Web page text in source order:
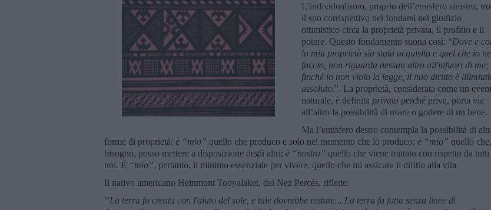
L’individualismo, proprio dell’emisfero sinistro,
il suo corrispettivo nel fondarsi nel giudizio
ottimistico circa la proprietà privata, il profitto e il
potere. Questo fondamento suona così: “Dove e
la mia proprietà sia stata acquisita e quel che io ne
faccio, non riguarda nessun altro all'infuori di me;
finché io non violo la legge, il mio diritto è
assoluto.”. La proprietà, considerata come un
naturale, è definita privata perché priva, porta via
all’altro la possibilità di usare o godere di un bene.
Ma l’emisfero destro contempla la possibilità di
forme di proprietà: è “mio” quello che produco e solo nel momento che lo produco; è “mio” quello
bisogno, posso mettere a disposizione degli altri; è “nostro” quello che viene trattato con rispetto da tutti
noi. È “mio”, pertanto, il minimo essenziale per vivere, quello che mi assicura il diritto alla vita.
Il nativo americano Heinmont Tooyalaket, dei Nez Percés, riflette:
“La terra fu creata con l'aiuto del sole, e tale dovrebbe restare... La terra fu fatta senza linee di